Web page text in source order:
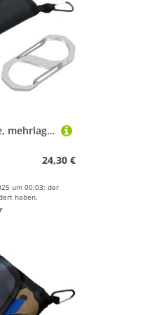
XIBDGNTNE Tragbare, mehrlagige Aufbewahrungstasche für Angelköder mit Schnalle, multifunktionale, wasserdichte Angeltasche für Angelhaken, Bleie und wasserdichte Angelrollen
24,30 €
um 00:03; der
haben.